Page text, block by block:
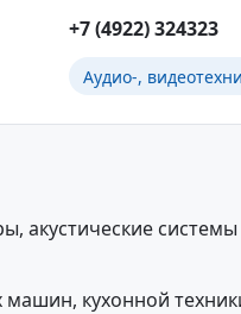
+7 (4922) 324323
Аудио-,
акустические системы
кухонной